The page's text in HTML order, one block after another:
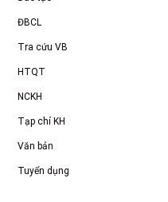
ĐBCL
Tra cứu VB
HTQT
NCKH
Tạp chí KH
Văn bản
Tuyển dụng